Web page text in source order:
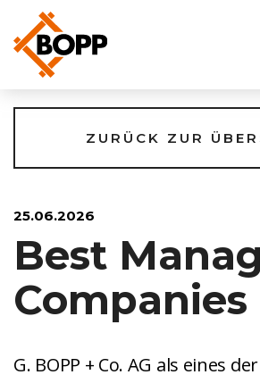
25.06.2026
Best
Companies
ZURÜCK ZUR
G. BOPP + Co. AG als eines der